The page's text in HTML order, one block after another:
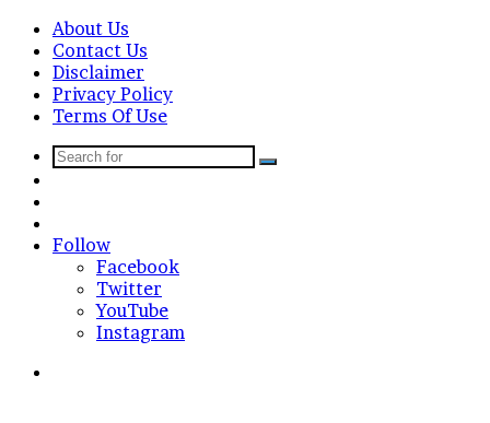
About Us
Contact Us
Disclaimer
Privacy Policy
Terms Of Use
Search
In
Follow
Facebook
Twitter
YouTube
Instagram